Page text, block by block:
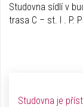
Studovna sídlí v
trasa C – st. I . P.
Studovna je